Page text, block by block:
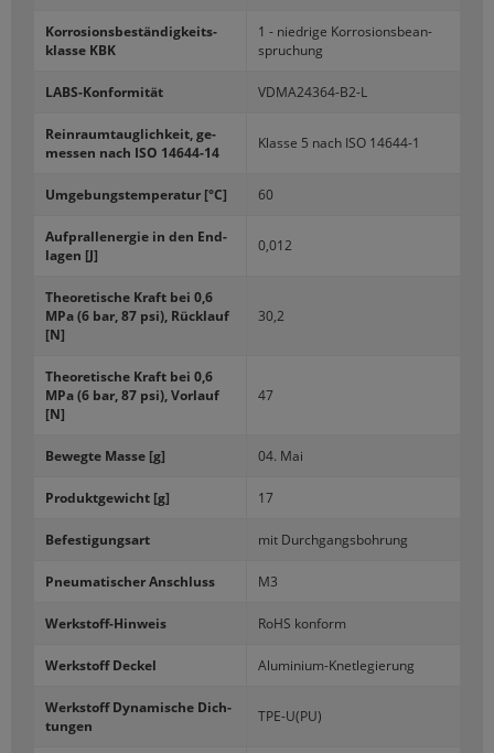
Kor­ro­si­ons­be­stän­dig­keits­
klas­se KBK
1 - nied­ri­ge Kor­ro­si­ons­be­an­
spru­chung
LABS-​Konformität VDMA24364-​B2-L
Rein­raum­taug­lich­keit, ge­
mes­sen nach ISO 14644-​14
Klas­se 5 nach ISO 14644-​1
Um­ge­bungs­tem­pe­ra­tur [°C] 60
Auf­prall­ener­gie in den End­
la­gen [J]
0,012
Theo­re­ti­sche Kraft bei 0,6
MPa (6 bar, 87 psi), Rück­lauf
[N]
30,2
Theo­re­ti­sche Kraft bei 0,6
MPa (6 bar, 87 psi), Vor­lauf
[N]
47
Be­weg­te Masse [g] 04. Mai
Pro­dukt­ge­wicht [g] 17
Be­fes­ti­gungs­art mit Durch­gangs­boh­rung
Pneu­ma­ti­scher An­schluss M3
Werkstoff-​Hinweis RoHS kon­form
Werk­stoff De­ckel Aluminium-​Knetlegierung
Werk­stoff Dy­na­mi­sche Dich­
tun­gen
TPE-U(PU)